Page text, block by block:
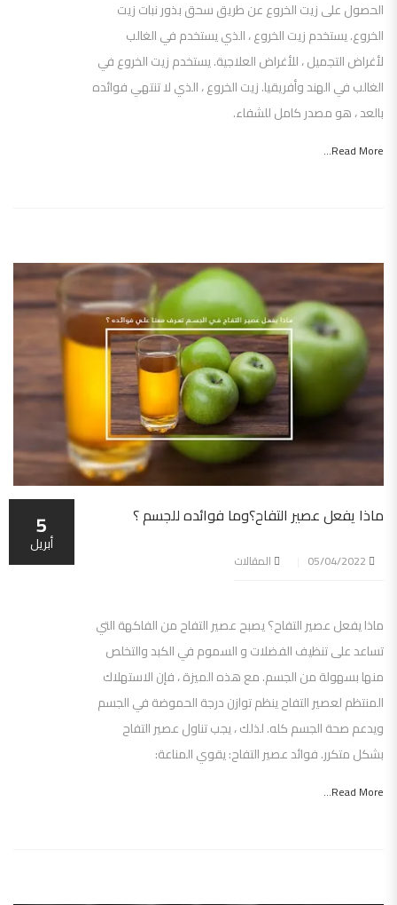
الحصول على زيت الخروع عن طريق سحق بذور نبات زيت
الخروع. يستخدم زيت الخروع ، الذي يستخدم في الغالب
لأغراض التجميل ، للأغراض العلاجية. يستخدم زيت الخروع في
الغالب في الهند وأفريقيا. زيت الخروع ، الذي لا تنتهي فوائده
بالعد ، هو مصدر كامل للشفاء.
Read More...
ماذا يفعل عصير التفاح؟وما فوائده للجسم ؟
المقالات
ماذا يفعل عصير التفاح؟ يصبح عصير التفاح من الفاكهة التي
تساعد على تنظيف الفضلات و السموم في الكبد والتخلص
منها بسهولة من الجسم. مع هذه الميزة ، فإن الاستهلاك
المنتظم لعصير التفاح ينظم توازن درجة الحموضة في الجسم
ويدعم صحة الجسم كله. لذلك ، يجب تناول عصير التفاح
بشكل متكرر. فوائد عصير التفاح: يقوي المناعة:
Read More...
5
أبريل